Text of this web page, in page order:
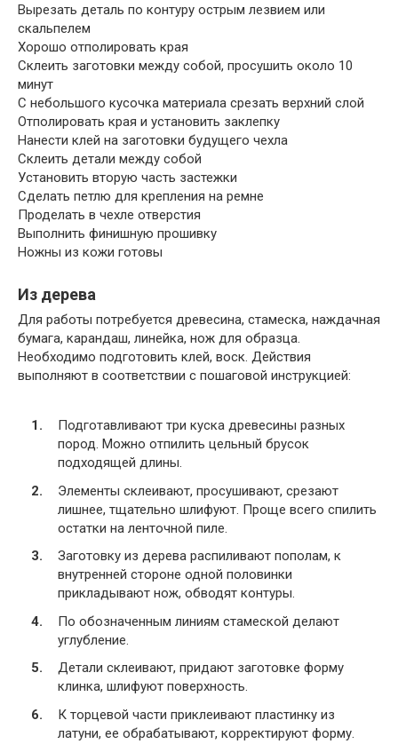
Вырезать деталь по контуру острым лезвием или
скальпелем
Хорошо отполировать края
Склеить заготовки между собой, просушить около 10
минут
С небольшого кусочка материала срезать верхний слой
Отполировать края и установить заклепку
Нанести клей на заготовки будущего чехла
Склеить детали между собой
Установить вторую часть застежки
Сделать петлю для крепления на ремне
Проделать в чехле отверстия
Выполнить финишную прошивку
Ножны из кожи готовы
Из дерева
Для работы потребуется древесина, стамеска, наждачная
бумага, карандаш, линейка, нож для образца.
Необходимо подготовить клей, воск. Действия
выполняют в соответствии с пошаговой инструкцией:
Подготавливают три куска древесины разных
пород. Можно отпилить цельный брусок
подходящей длины.
Элементы склеивают, просушивают, срезают
лишнее, тщательно шлифуют. Проще всего спилить
остатки на ленточной пиле.
Заготовку из дерева распиливают пополам, к
внутренней стороне одной половинки
прикладывают нож, обводят контуры.
По обозначенным линиям стамеской делают
углубление.
Детали склеивают, придают заготовке форму
клинка, шлифуют поверхность.
К торцевой части приклеивают пластинку из
латуни, ее обрабатывают, корректируют форму.